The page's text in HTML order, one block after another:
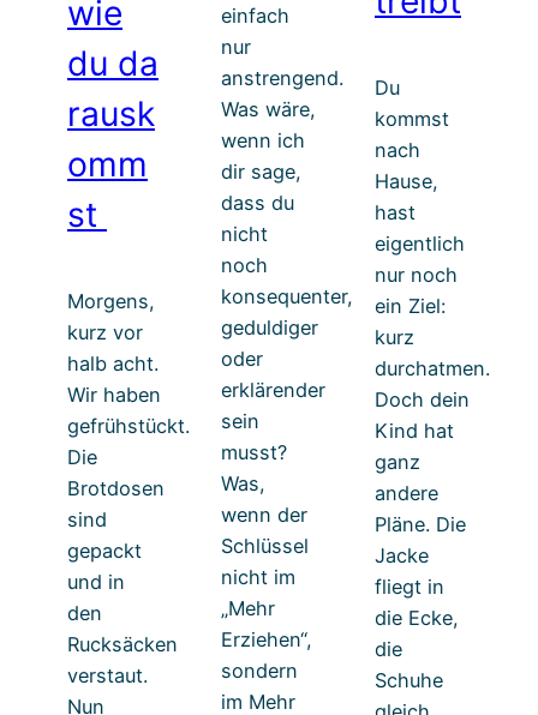
wie
du da
rausk
omm
st
Morgens,
kurz vor
halb acht.
Wir haben
gefrühstückt.
Die
Brotdosen
sind
gepackt
und in
den
Rucksäcken
verstaut.
Nun
einfach
nur
anstrengend.
Was wäre,
wenn ich
dir sage,
dass du
nicht
noch
konsequenter,
geduldiger
oder
erklärender
sein
musst?
Was,
wenn der
Schlüssel
nicht im
„Mehr
Erziehen“,
sondern
im Mehr
Du
kommst
nach
Hause,
hast
eigentlich
nur noch
ein Ziel:
kurz
durchatmen.
Doch dein
Kind hat
ganz
andere
Pläne. Die
Jacke
fliegt in
die Ecke,
die
Schuhe